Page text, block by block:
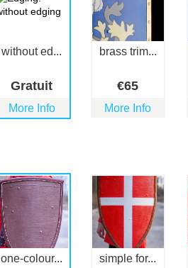
without ed...
Gratuit
More Info
brass trim...
€65
More Info
one-colour... simple for...